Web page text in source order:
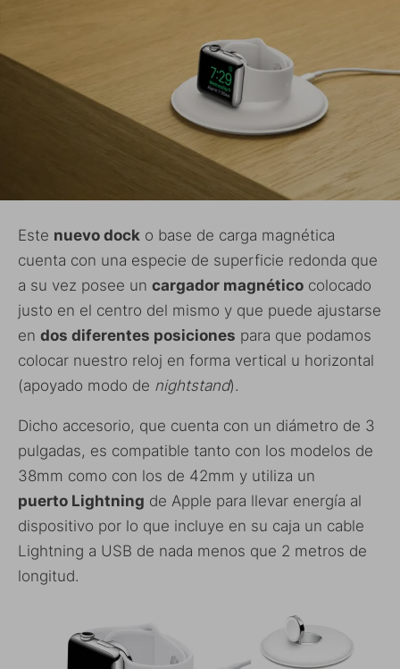
Este nuevo dock o base de carga magnética
cuenta con una especie de superficie redonda que
a su vez posee un cargador magnético colocado
justo en el centro del mismo y que puede ajustarse
en dos diferentes posiciones para que podamos
colocar nuestro reloj en forma vertical u horizontal
(apoyado modo de nightstand).
Dicho accesorio, que cuenta con un diámetro de 3
pulgadas, es compatible tanto con los modelos de
38mm como con los de 42mm y utiliza un
puerto Lightning de Apple para llevar energía al
dispositivo por lo que incluye en su caja un cable
Lightning a USB de nada menos que 2 metros de
longitud.